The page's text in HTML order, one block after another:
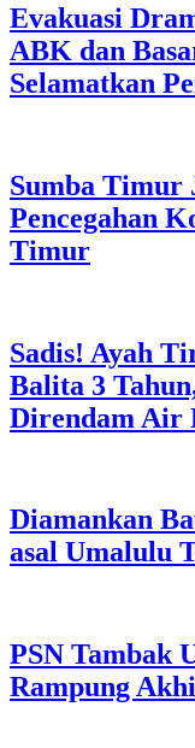
Evakuasi
ABK dan
Selamatkan
Sumba Timur
Pencegahan
Timur
Sadis! Ayah
Balita 3
Direndam Air
Diamankan
asal Umalulu
PSN Tambak
Rampung